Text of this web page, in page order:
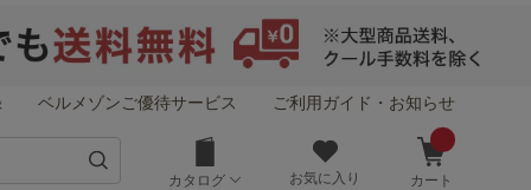
ベルメゾンご優待サービス ご利用ガイド・お知らせ
カタログ お気に入り カート